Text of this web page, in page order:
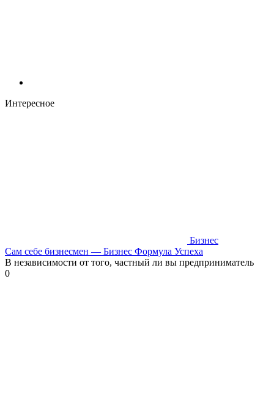
Интересное
Бизнес
Сам себе бизнесмен — Бизнес Формула Успеха
В независимости от того, частный ли вы предприниматель
0